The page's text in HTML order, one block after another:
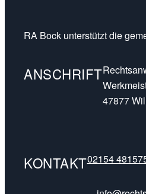
RA Bock unterstützt die
ANSCHRIFT
47877
KONTAKT02154